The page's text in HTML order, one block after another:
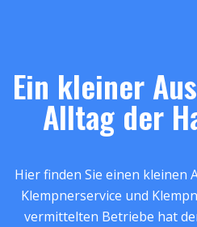
Ein kleiner
Alltag der
Hier finden Sie einen kleinen
Klempnerservice und
vermittelten Betriebe hat